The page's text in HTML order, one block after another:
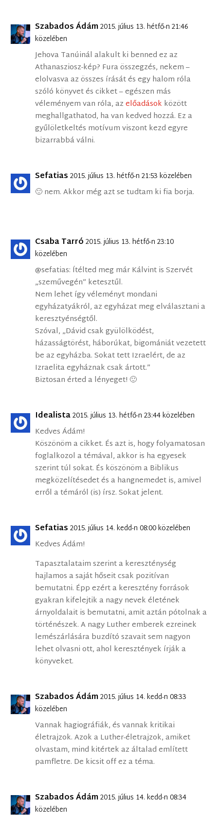
Szabados Ádám2015. július 13. hétfő-n 21:46
közelében
Jehova Tanúinál alakult ki benned ez az
Athanasziosz-kép? Fura összegzés, nekem –
elolvasva az összes írását és egy halom róla
szóló könyvet és cikket – egészen más
véleményem van róla, azelőadások között
meghallgathatod, ha van kedved hozzá. Ez a
gyűlöletkeltés motívum viszont kezd egyre
bizarrabbá válni.
Sefatias 2015. július 13. hétfő-n 21:53 közelében
🙂 nem. Akkor még azt se tudtam ki fia borja.
Csaba Tarró 2015. július 13. hétfő-n 23:10
közelében
@sefatias: Ítélted meg már Kálvint is Szervét
„szeművegén” ketesztűl.
Nem lehet így véleményt mondani
egyházatyákról, az egyházat meg elválasztani a
keresztyénségtől.
Szóval, „Dávid csak gyülölködést,
házasságtörést, háborúkat, bigomániát vezetett
be az egyházba. Sokat tett Izraelért, de az
Izraelita egyháznak csak ártott.”
Biztosan érted a lényeget! 🙂
Idealista2015. július 13. hétfő-n 23:44 közelében
Kedves Ádám!
Köszönöm a cikket. És azt is, hogy folyamatosan
foglalkozol a témával, akkor is ha egyesek
szerint túl sokat. És köszönöm a Biblikus
megközelítésedet és a hangnemedet is, amivel
erről a témáról (is) írsz. Sokat jelent.
Sefatias 2015. július 14. kedd-n 08:00 közelében
Kedves Ádám!
Tapasztalataim szerint a kereszténység
hajlamos a saját hőseit csak pozitívan
bemutatni. Épp ezért a keresztény források
gyakran kifelejtik a nagy nevek életének
árnyoldalait is bemutatni, amit aztán pótolnak a
történészek. A nagy Luther emberek ezreinek
lemészárlására buzdító szavait sem nagyon
lehet olvasni ott, ahol keresztények írják a
könyveket.
Szabados Ádám2015. július 14. kedd-n 08:33
közelében
Vannak hagiográfiák, és vannak kritikai
életrajzok. Azok a Luther-életrajzok, amiket
olvastam, mind kitértek az általad említett
pamfletre. De kicsit off ez a téma.
Szabados Ádám2015. július 14. kedd-n 08:34
közelében